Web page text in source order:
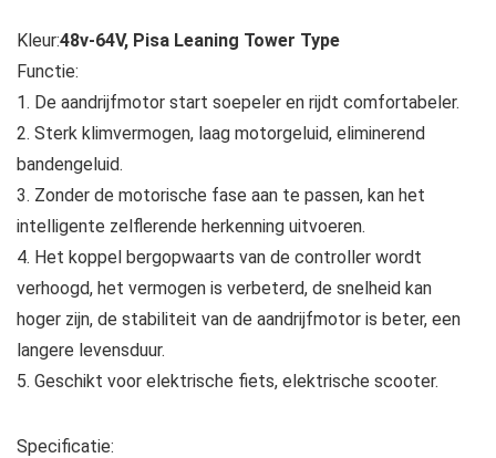
Kleur:48v-64V, Pisa Leaning Tower Type
Functie:
1. De aandrijfmotor start soepeler en rijdt comfortabeler.
2. Sterk klimvermogen, laag motorgeluid, eliminerend
bandengeluid.
3. Zonder de motorische fase aan te passen, kan het
intelligente zelflerende herkenning uitvoeren.
4. Het koppel bergopwaarts van de controller wordt
verhoogd, het vermogen is verbeterd, de snelheid kan
hoger zijn, de stabiliteit van de aandrijfmotor is beter, een
langere levensduur.
5. Geschikt voor elektrische fiets, elektrische scooter.
Specificatie: